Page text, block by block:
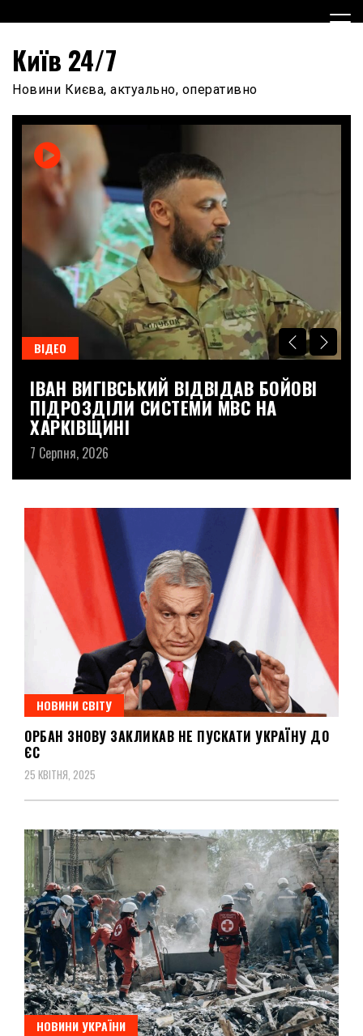
to
Київ 24/7
Новини Києва, актуально, оперативно
ВІДЕО
ІВАН ВИГІВСЬКИЙ ВІДВІДАВ БОЙОВІ
ПІДРОЗДІЛИ СИСТЕМИ МВС НА
ХАРКІВЩИНІ
7 Серпня, 2026
НОВИНИ СВІТУ
ОРБАН ЗНОВУ ЗАКЛИКАВ НЕ ПУСКАТИ УКРАЇНУ ДО
ЄС
25 КВІТНЯ, 2025
НОВИНИ УКРАЇНИ